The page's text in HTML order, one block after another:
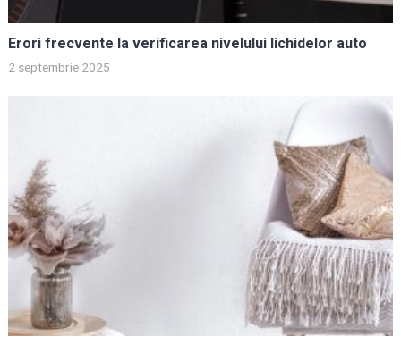
Erori frecvente la verificarea nivelului lichidelor auto
2 septembrie 2025